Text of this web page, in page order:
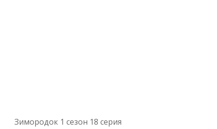
Зимородок 1 сезон 18 серия